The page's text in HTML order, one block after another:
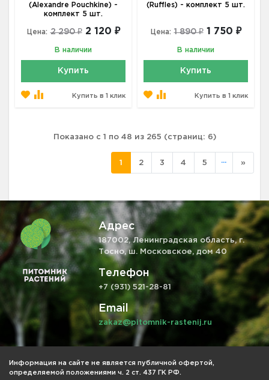
(Alexandre Pouchkine) -
комплект 5 шт.
Цена: 2 290 ₽ 2 120 ₽
В наличии
Купить
Купить в 1 клик
(Ruffles) - комплект 5 шт.
Цена: 1 890 ₽ 1 750 ₽
В наличии
Купить
Купить в 1 клик
Показано с 1 по 48 из 265 (страниц: 6)
1 2 3 4 5 ... »
Адрес
187002, Ленинградская область, г.
Тосно, ш. Московское, дом 40
Телефон
+7 (931) 521-28-81
Email
zakaz@pitomnik-rastenij.ru
Информация на сайте не является публичной офертой,
определяемой положениями ч. 2 ст. 437 ГК РФ.